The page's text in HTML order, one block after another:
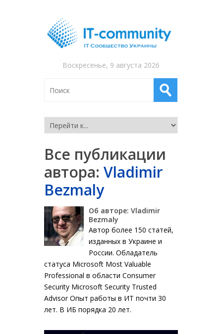
Воскресенье, 9 августа 2026
Все публикации
автора: Vladimir
Bezmaly
Об авторе: Vladimir
Bezmaly
Автор более 150 статей,
изданных в Украине и
России. Обладатель
статуса Microsoft Most Valuable
Professional в области Consumer
Security Microsoft Security Trusted
Advisor Опыт работы в ИТ почти 30
лет. В ИБ порядка 20 лет.